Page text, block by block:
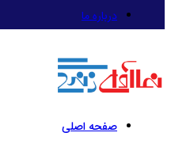
درباره ما
صفحه اصلی